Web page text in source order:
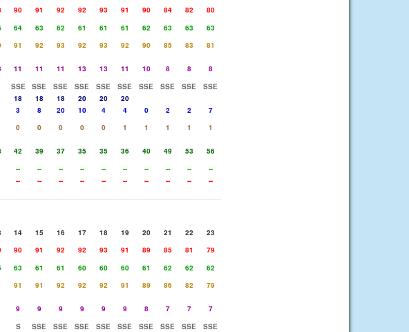
90 91 92 92 93 91 90 84 82
80
64 63 62 61 61 61 62 63 63
63
91 92 93 92 93 92 90 85 83
81
11 11 11 13 13 11 10 8 8
8
SSE SSE SSE SSE SSE SSE SSE SSE SSE
SSE
18 18 18 20 20
20
3 8 20 10 4 4 0 2 2
7
0 0 0 0 0 1 1 1 1
1
42 39 37 35 35 36 40 49 53
56
-- -- -- -- -- -- -- -- --
--
-- -- -- -- -- -- -- -- -- --
14 15 16 17 18 19 20 21 22
23
90 91 92 92 93 91 89 85 81
79
63 61 61 60 60 60 61 62 62
62
91 91 92 92 92 91 89 86 82
79
9 9 9 9 9 9 8 7 7
7
S SSE SSE SSE SSE SSE SSE SSE SSE
SSE